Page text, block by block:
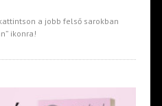
a jobb felső sarokban
ikonra!